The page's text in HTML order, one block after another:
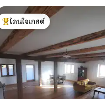
โดนใจเกสต์ที่สุด
โดนใจเกสต์